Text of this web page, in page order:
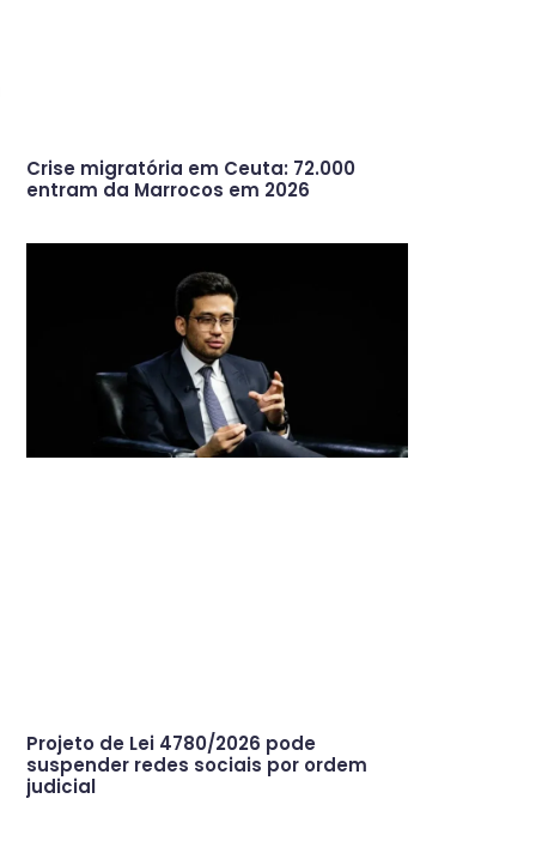
Crise migratória em Ceuta: 72.000
entram da Marrocos em 2026
Projeto de Lei 4780/2026 pode
suspender redes sociais por ordem
judicial